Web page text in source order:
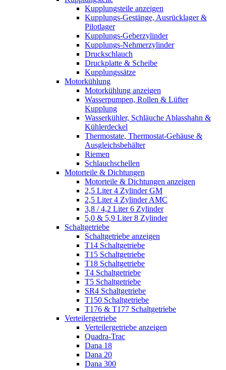
Kupplungsteile anzeigen
Kupplungs-Gestänge, Ausrücklager &
Pilotlager
Kupplungs-Geberzylinder
Kupplungs-Nehmerzylinder
Druckschlauch
Druckplatte & Scheibe
Kupplungssätze
Motorkühlung
Motorkühlung anzeigen
Wasserpumpen, Rollen & Lüfter
Kupplung
Wasserkühler, Schläuche Ablasshahn &
Kühlerdeckel
Thermostate, Thermostat-Gehäuse &
Ausgleichsbehälter
Riemen
Schlauchschellen
Motorteile & Dichtungen
Motorteile & Dichtungen anzeigen
2,5 Liter 4 Zylinder GM
2,5 Liter 4 Zylinder AMC
3,8 / 4,2 Liter 6 Zylinder
5,0 & 5,9 Liter 8 Zylinder
Schaltgetriebe
Schaltgetriebe anzeigen
T14 Schaltgetriebe
T15 Schaltgetriebe
T18 Schaltgetriebe
T4 Schaltgetriebe
T5 Schaltgetriebe
SR4 Schaltgetriebe
T150 Schaltgetriebe
T176 & T177 Schaltgetriebe
Verteilergetriebe
Verteilergetriebe anzeigen
Quadra-Trac
Dana 18
Dana 20
Dana 300